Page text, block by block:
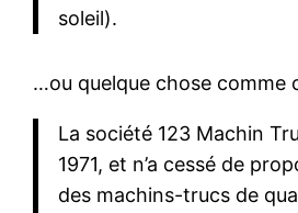
soleil).
…ou quelque chose comme
La société 123 Machin
1971, et n’a cessé de
des machins-trucs de